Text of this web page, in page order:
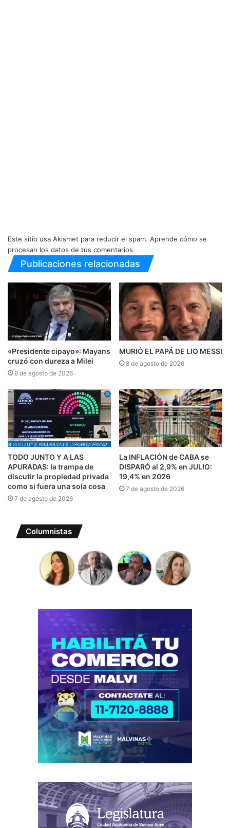
Este sitio usa Akismet para reducir el spam. Aprende cómo se
procesan los datos de tus comentarios.
Publicaciones relacionadas
«Presidente cipayo»: Mayans
cruzó con dureza a Milei
8 de agosto de 2026
MURIÓ EL PAPÁ DE LIO MESSI
8 de agosto de 2026
TODO JUNTO Y A LAS
APURADAS: la trampa de
discutir la propiedad privada
como si fuera una sola cosa
7 de agosto de 2026
La INFLACIÓN de CABA se
DISPARÓ al 2,9% en JULIO:
19,4% en 2026
7 de agosto de 2026
Columnistas